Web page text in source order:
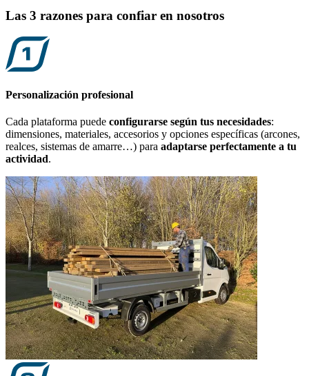
Las 3 razones para confiar en nosotros
Personalización profesional
Cada plataforma puede configurarse según tus necesidades:
dimensiones, materiales, accesorios y opciones específicas (arcones,
realces, sistemas de amarre…) para adaptarse perfectamente a tu
actividad.